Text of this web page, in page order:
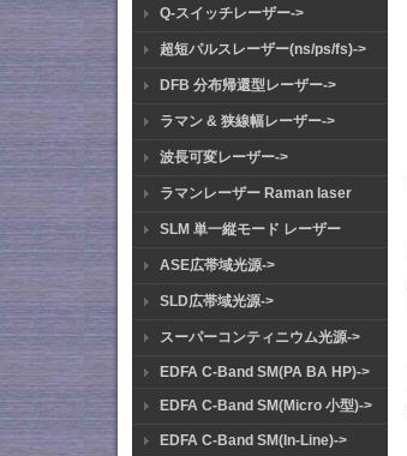
Q-スイッチレーザー->
超短パルスレーザー(ns/ps/fs)->
DFB 分布帰還型レーザー->
ラマン & 狭線幅レーザー->
波長可変レーザー->
ラマンレーザー Raman laser
SLM 単一縦モード レーザー
ASE広帯域光源->
SLD広帯域光源->
スーパーコンティニウム光源->
EDFA C-Band SM(PA BA HP)->
EDFA C-Band SM(Micro 小型)->
EDFA C-Band SM(In-Line)->